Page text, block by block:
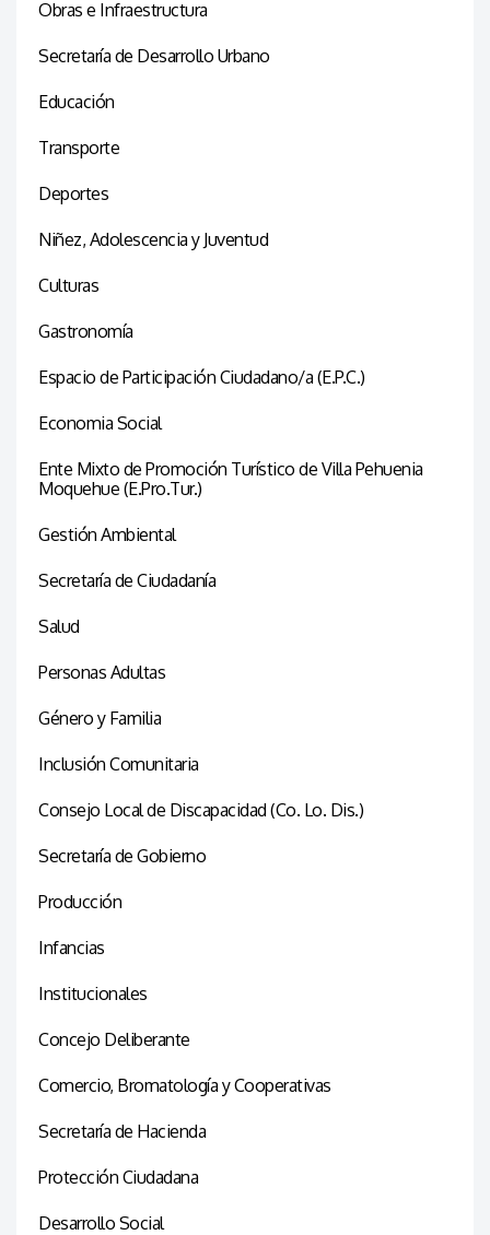
Obras e Infraestructura
Secretaría de Desarrollo Urbano
Educación
Transporte
Deportes
Niñez, Adolescencia y Juventud
Culturas
Gastronomía
Espacio de Participación Ciudadano/a (E.P.C.)
Economia Social
Ente Mixto de Promoción Turístico de Villa Pehuenia
Moquehue (E.Pro.Tur.)
Gestión Ambiental
Secretaría de Ciudadanía
Salud
Personas Adultas
Género y Familia
Inclusión Comunitaria
Consejo Local de Discapacidad (Co. Lo. Dis.)
Secretaría de Gobierno
Producción
Infancias
Institucionales
Concejo Deliberante
Comercio, Bromatología y Cooperativas
Secretaría de Hacienda
Protección Ciudadana
Desarrollo Social